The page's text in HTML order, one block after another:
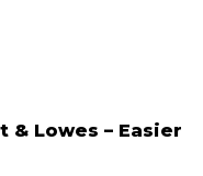
& Lowes – Easier